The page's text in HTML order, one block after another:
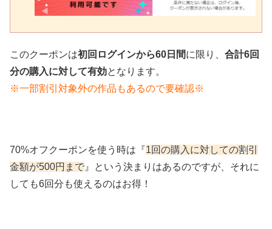
このクーポンは初回ログインから60日間に限り、 合計6回
分の購入に対して有効となります。
※一部割引対象外の作品もあるので要確認※
70%オフクーポンを使う時は『1回の購入に対しての割引
金額が500円まで 』という決まりはあるのですが、それに
しても6回分も使えるのはお得！